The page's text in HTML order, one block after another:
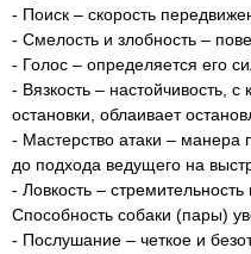
- Поиск – скорость
- Смелость и злобность –
- Голос – определяется его
- Вязкость – настойчивость,
остановки, облаивает
- Мастерство атаки – манера
до подхода ведущего на
- Ловкость –
Способность собаки (пары)
- Послушание – четкое и